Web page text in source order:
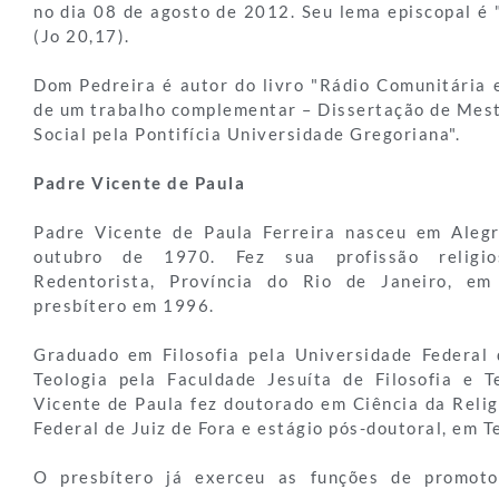
no dia 08 de agosto de 2012. Seu lema episcopal é
(Jo 20,17).
Dom Pedreira é autor do livro "Rádio Comunitária
de um trabalho complementar – Dissertação de
Social pela Pontifícia Universidade Gregoriana".
Padre Vicente de Paula
Padre Vicente de Paula Ferreira nasceu em
outubro de 1970. Fez sua profissão
Redentorista, Província do Rio de Janeiro,
presbítero em 1996.
Graduado em Filosofia pela Universidade
Teologia pela Faculdade Jesuíta de Filosofia e
Vicente de Paula fez doutorado em Ciência da
Federal de Juiz de Fora e estágio pós-doutoral, em
O presbítero já exerceu as funções de